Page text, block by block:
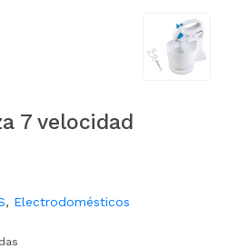
7 velocidad
, Electrodomésticos